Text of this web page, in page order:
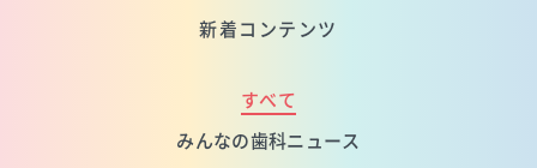
新着コンテンツ
すべて
みんなの歯科ニュース